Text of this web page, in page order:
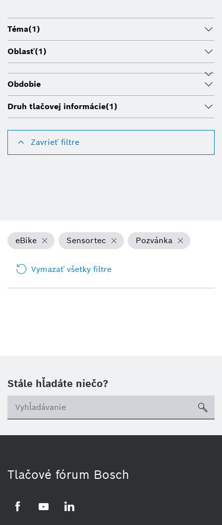
Téma(1)
Oblasť(1)
Obdobie
Druh tlačovej informácie(1)
Zavrieť filtre
eBike Sensortec Pozvánka
Vymazať všetky filtre
Stále hľadáte niečo?
Tlačové fórum Bosch